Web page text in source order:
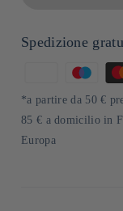
Spedizione
di
pagamento
*a partire da 50 €
85 € a domicilio in
Europa